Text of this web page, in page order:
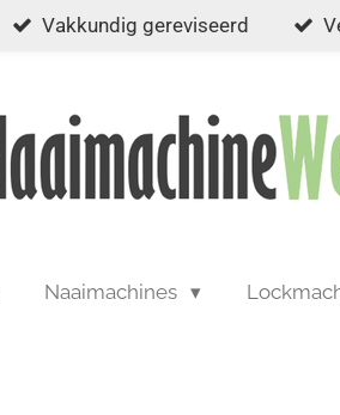
Vakkundig gereviseerd
Naaimachines